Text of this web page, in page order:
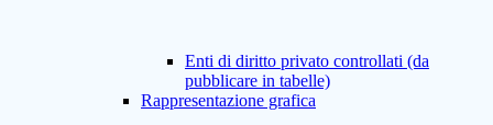
Enti di diritto privato controllati (da
pubblicare in tabelle)
Rappresentazione grafica